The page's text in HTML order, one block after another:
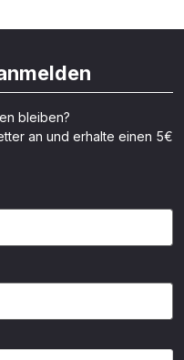
bleiben?
an und erhalte einen 5€